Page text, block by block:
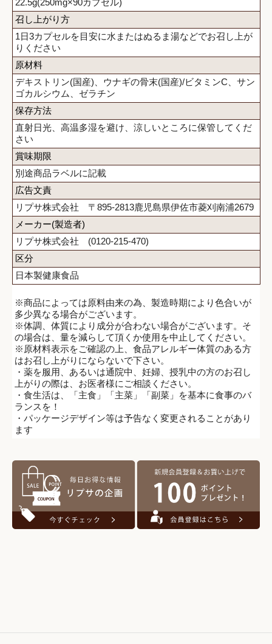
召し上がり方
1日3カプセルを目安に水またはぬるま湯などでお召し上が
りください
原材料
デキストリン(国産)、ウナギの骨末(国産)/ビタミンC、サン
ゴカルシウム、ゼラチン
保存方法
直射日光、高温多湿を避け、涼しいところに保管してくだ
さい
賞味期限
別途商品ラベルに記載
広告文責
リプサ株式会社 〒895-2813鹿児島県伊佐市菱刈南浦2679
メーカー(製造者)
リプサ株式会社 (0120-215-470)
区分
日本製健康食品
※商品によっては原料由来の為、製造時期により色合いが
多少異なる場合がございます。
※体調、体質により成分が合わない場合がございます。そ
の場合は、量を減らして頂くか使用を中止してください。
※原材料表示をご確認の上、食品アレルギー体質のある方
はお召し上がりにならないで下さい。
・薬を服用、あるいは通院中、妊婦、授乳中の方のお召し
上がりの際は、お医者様にご相談ください。
・食生活は、「主食」「主菜」「副菜」を基本に食事のバ
ランスを！
・パッケージデザイン等は予告なく変更されることがあり
ます